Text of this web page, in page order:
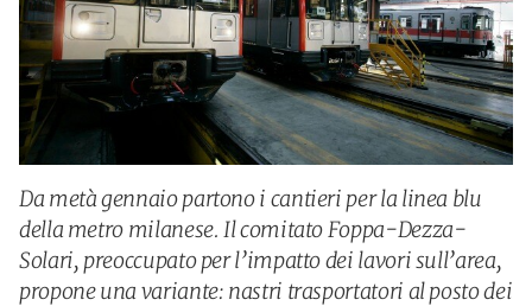
Da metà gennaio partono i cantieri per la linea blu
della metro milanese. Il comitato Foppa-Dezza-
Solari, preoccupato per l’impatto dei lavori sull’area,
propone una variante: nastri trasportatori al posto dei